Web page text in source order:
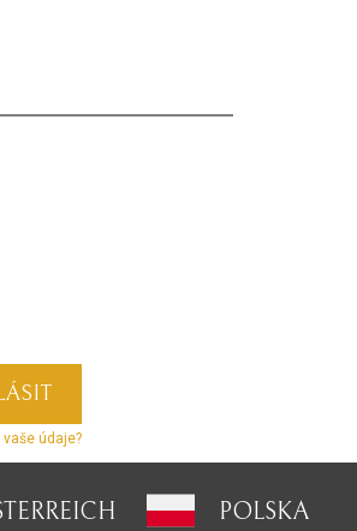
údaje?
POLSKA